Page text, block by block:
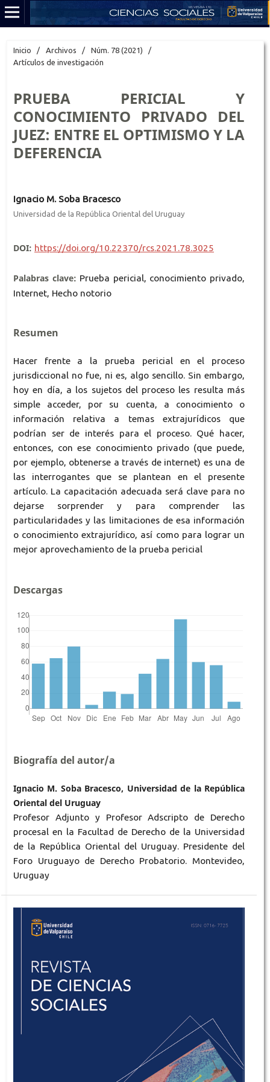
Inicio / Archivos / Núm. 78 (2021)
/
Artículos de investigación
PRUEBA PERICIAL Y
CONOCIMIENTO PRIVADO DEL
JUEZ: ENTRE EL OPTIMISMO Y LA
DEFERENCIA
Ignacio M. Soba Bracesco
Universidad de la República Oriental del Uruguay
DOI: https://doi.org/10.22370/rcs.2021.78.3025
Palabras clave: Prueba pericial, conocimiento privado,
Internet, Hecho notorio
Resumen
Hacer frente a la prueba pericial en el proceso
jurisdiccional no fue, ni es, algo sencillo. Sin embargo,
hoy en día, a los sujetos del proceso les resulta más
simple acceder, por su cuenta, a conocimiento o
información relativa a temas extrajurídicos que
podrían ser de interés para el proceso. Qué hacer,
entonces, con ese conocimiento privado (que puede,
por ejemplo, obtenerse a través de internet) es una de
las interrogantes que se plantean en el presente
artículo. La capacitación adecuada será clave para no
dejarse sorprender y para comprender las
particularidades y las limitaciones de esa información
o conocimiento extrajurídico, así como para lograr un
mejor aprovechamiento de la prueba pericial
Descargas
Biografía del autor/a
Ignacio M. Soba Bracesco, Universidad de la República
Oriental del Uruguay
Profesor Adjunto y Profesor Adscripto de Derecho
procesal en la Facultad de Derecho de la Universidad
de la República Oriental del Uruguay. Presidente del
Foro Uruguayo de Derecho Probatorio. Montevideo,
Uruguay